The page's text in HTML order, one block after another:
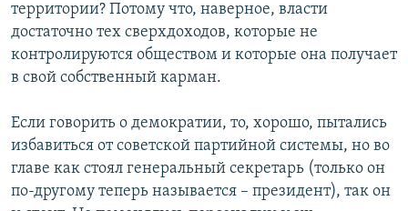
территории? Потому что, наверное, власти
достаточно тех сверхдоходов, которые не
контролируются обществом и которые она получает
в свой собственный карман.
Если говорить о демократии, то, хорошо, пытались
избавиться от советской партийной системы, но во
главе как стоял генеральный секретарь (только он
по-другому теперь называется – президент), так он